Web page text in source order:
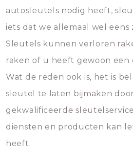
autosleutels nodig heeft,
iets dat we allemaal wel
Sleutels kunnen verloren
raken of u heeft gewoon een
Wat de reden ook is, het is
sleutel te laten bijmaken
gekwalificeerde
diensten en producten kan
heeft.